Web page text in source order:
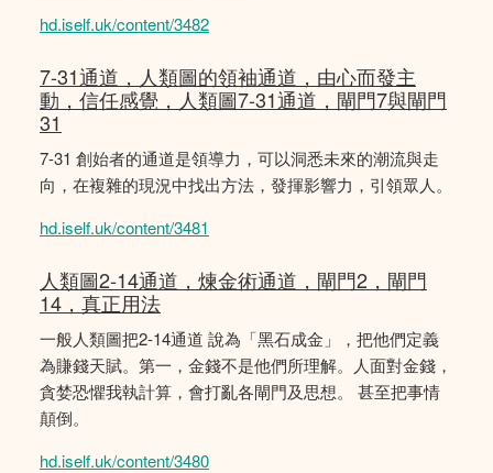
hd.iself.uk/content/3482
7-31通道，人類圖的領袖通道，由心而發主
動，信任感覺，人類圖7-31通道，閘門7與閘門
31
7-31 創始者的通道是領導力，可以洞悉未來的潮流與走
向，在複雜的現況中找出方法，發揮影響力，引領眾人。
hd.iself.uk/content/3481
人類圖2-14通道，煉金術通道，閘門2，閘門
14，真正用法
一般人類圖把2-14通道 說為「黑石成金」，把他們定義
為賺錢天賦。第一，金錢不是他們所理解。人面對金錢，
貪婪恐懼我執計算，會打亂各閘門及思想。 甚至把事情
顛倒。
hd.iself.uk/content/3480